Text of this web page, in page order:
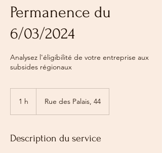
Permanence du
6/03/2024
Analysez l'éligibilité de votre entreprise aux
subsides régionaux
1 h Rue des Palais, 44
Description du service